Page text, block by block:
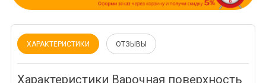
ХАРАКТЕРИСТИКИ ОТЗЫВЫ
Характеристики Варочная поверхность